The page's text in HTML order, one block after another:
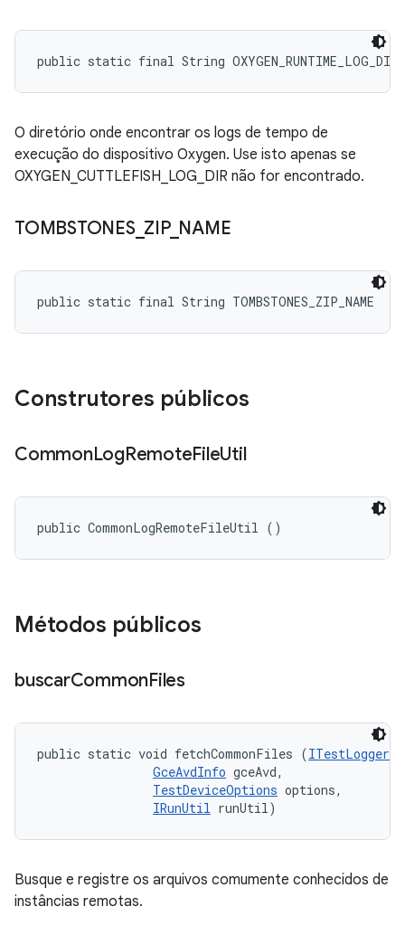
public static final String OXYGEN_RUNTIME_LOG_DIR
O diretório onde encontrar os logs de tempo de
execução do dispositivo Oxygen. Use isto apenas se
OXYGEN_CUTTLEFISH_LOG_DIR não for encontrado.
TOMBSTONES_ ZIP_ NAME
public static final String TOMBSTONES_ZIP_NAME
Construtores públicos
CommonLogRemoteFileUtil
public CommonLogRemoteFileUtil ()
Métodos públicos
buscarCommonFiles
public static void fetchCommonFiles (ITestLogger
GceAvdInfo gceAvd,
TestDeviceOptions options,
IRunUtil runUtil)
Busque e registre os arquivos comumente conhecidos de
instâncias remotas.